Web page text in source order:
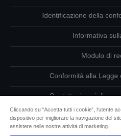
Identificazione della
Informativa
Modulo di
Conformità alla Legge
Contattaci per
Informazioni
Cliccando su “Accetta tutti i cookie”, l'utente
dispositivo per migliorare la navigazione del
assistere nelle nostre attività di marketing.